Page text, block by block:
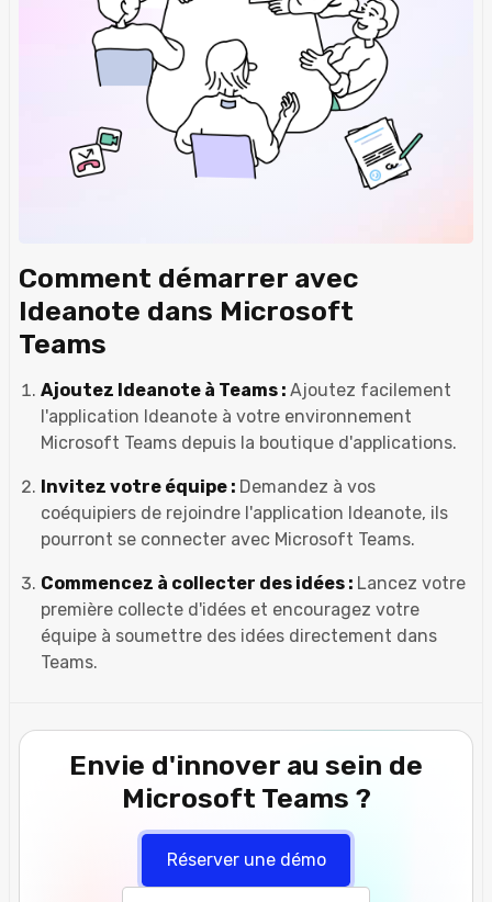
Comment démarrer avec
Ideanote dans Microsoft
Teams
Ajoutez Ideanote à Teams : Ajoutez facilement
l'application Ideanote à votre environnement
Microsoft Teams depuis la boutique d'applications.
Invitez votre équipe : Demandez à vos
coéquipiers de rejoindre l'application Ideanote, ils
pourront se connecter avec Microsoft Teams.
Commencez à collecter des idées : Lancez votre
première collecte d'idées et encouragez votre
équipe à soumettre des idées directement dans
Teams.
Envie d'innover au sein de
Microsoft Teams ?
Réserver une démo